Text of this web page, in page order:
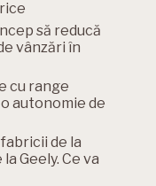
să reducă
vânzări în
cu range
autonomie de
de la
Geely. Ce va